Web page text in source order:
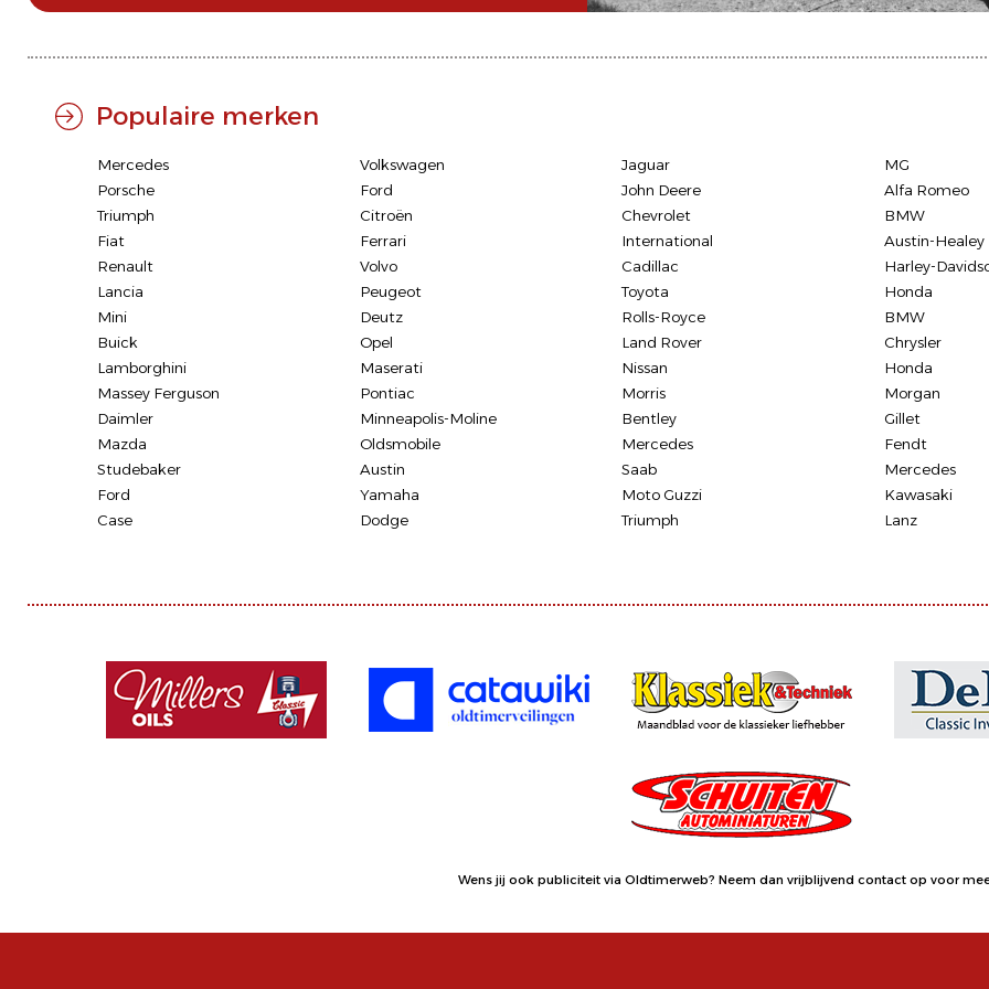
Populaire merken
Mercedes Volkswagen Jaguar
MG
Porsche
Ford John Deere
Alfa Romeo
Triumph
Citroën Chevrolet
BMW
Fiat
Ferrari International
Austin-Healey
Renault
Volvo Cadillac
Harley-
Lancia
Peugeot Toyota
Honda
Mini
Deutz Rolls-Royce
BMW
Buick
Opel Land Rover
Chrysler
Lamborghini
Maserati Nissan
Honda
Massey Ferguson
Pontiac Morris
Morgan
Daimler
Minneapolis-Moline Bentley
Gillet
Mazda
Oldsmobile Mercedes
Fendt
Studebaker
Austin Saab
Mercedes
Ford
Yamaha Moto Guzzi
Kawasaki
Case
Dodge Triumph Lanz
Wens jij ook publiciteit via Oldtimerweb? Neem dan vrijblijvend contact op voor